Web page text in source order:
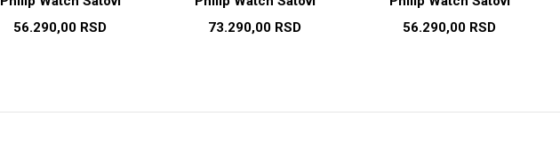
56.290,00 RSD
73.290,00 RSD
56.290,00 RSD